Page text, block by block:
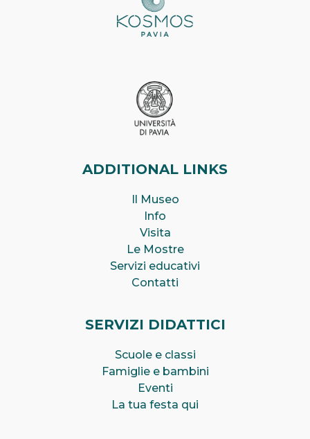
ADDITIONAL LINKS
Il Museo
Info
Visita
Le Mostre
Servizi educativi
Contatti
SERVIZI DIDATTICI
Scuole e classi
Famiglie e bambini
Eventi
La tua festa qui